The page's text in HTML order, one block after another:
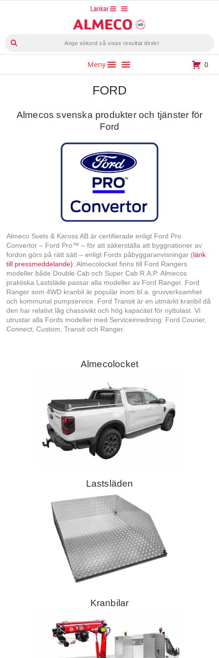
Länkar
Meny 0
FORD
Almecos svenska produkter och tjänster för
Ford
Almeco Svets & Kaross AB är certifierade enligt Ford Pro
Convertor – Ford Pro™ – för att säkerställa att byggnationer av
fordon görs på rätt sätt – enligt Fords påbyggaranvisningar (länk
till pressmeddelande) . Almecolocket finns till Ford Rangers
modeller både Double Cab och Super Cab R.A.P. Almecos
praktiska Lastsläde passar alla modeller av Ford Ranger. Ford
Ranger som 4WD kranbil är populär inom bl.a. gruvverksamhet
och kom­munal pumpservice. Ford Transit är en utmärkt kranbil då
den har relativt låg chassivikt och hög kapacitet för nyttolast. Vi
utrustar alla Fords modeller med Serviceinredning: Ford Courier,
Connect, Custom, Transit och Ranger.
Almecolocket
Lastsläden
Kranbilar